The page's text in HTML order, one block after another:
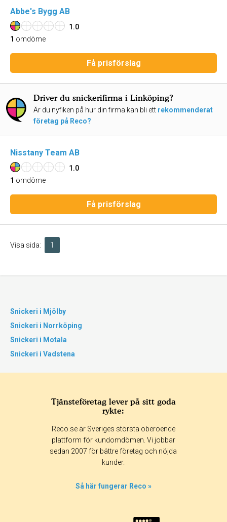
Abbe's Bygg AB
1.0
1 omdöme
Få prisförslag
Driver du snickerifirma i Linköping?
Är du nyfiken på hur din firma kan bli ett rekommenderat
företag på Reco?
Nisstany Team AB
1.0
1 omdöme
Få prisförslag
Visa sida: 1
Snickeri i Mjölby
Snickeri i Norrköping
Snickeri i Motala
Snickeri i Vadstena
Tjänsteföretag lever på sitt goda
rykte:
Reco.se är Sveriges största oberoende
plattform för kundomdömen. Vi jobbar
sedan 2007 för bättre företag och nöjda
kunder.
Så här fungerar Reco »